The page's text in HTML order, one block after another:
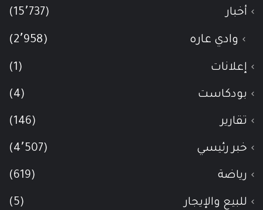
أخبار (15٬737)
وادي عاره (2٬958)
إعلانات (1)
بودكاست (4)
تقارير (146)
خبر رئيسي (4٬507)
رياضة (619)
للبيع والإيجار (5)